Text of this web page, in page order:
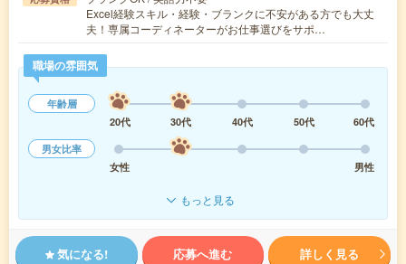
Excel経験スキル・経験・ブランクに不安がある方でも大丈
夫！専属コーディネーターがお仕事選びをサポ…
職場の雰囲気
年齢層
20代
30代 40代 50代
60代
男女比率
女性
男性
もっと見る
気になる! 応募へ進む 詳しく見る